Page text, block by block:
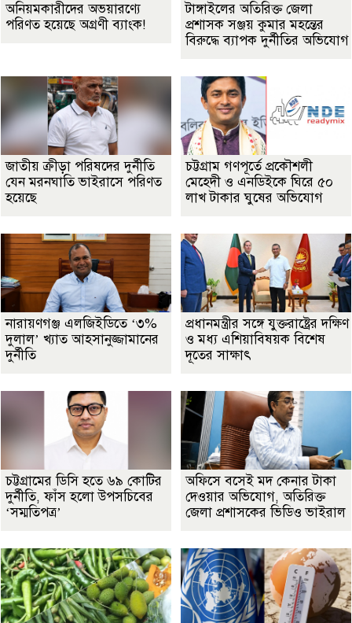
অনিয়মকারীদের অভয়ারণ্যে
পরিণত হয়েছে অগ্রণী ব্যাংক!
টাঙ্গাইলের অতিরিক্ত জেলা
প্রশাসক সঞ্জয় কুমার মহন্তের
বিরুদ্ধে ব্যাপক দুর্নীতির অভিযোগ
জাতীয় ক্রীড়া পরিষদের দুর্নীতি
যেন মরনঘাতি ভাইরাসে পরিণত
হয়েছে
চট্টগ্রাম গণপূর্তে প্রকৌশলী
মেহেদী ও এনডিইকে ঘিরে ৫০
লাখ টাকার ঘুষের অভিযোগ
নারায়ণগঞ্জ এলজিইডিতে ‘৩%
দুলাল’ খ্যাত আহসানুজ্জামানের
দুর্নীতি
প্রধানমন্ত্রীর সঙ্গে যুক্তরাষ্ট্রের দক্ষিণ
ও মধ্য এশিয়াবিষয়ক বিশেষ
দূতের সাক্ষাৎ
চট্টগ্রামের ডিসি হতে ৬৯ কোটির
দুর্নীতি, ফাঁস হলো উপসচিবের
‘সম্মতিপত্র’
অফিসে বসেই মদ কেনার টাকা
দেওয়ার অভিযোগ, অতিরিক্ত
জেলা প্রশাসকের ভিডিও ভাইরাল